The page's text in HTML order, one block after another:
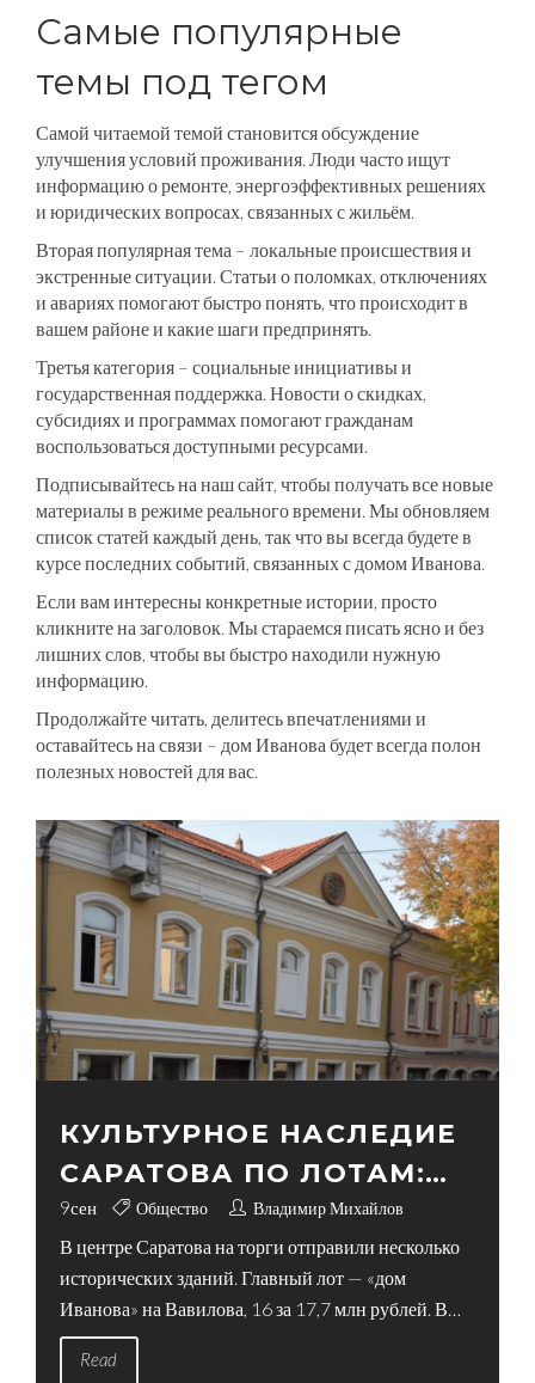
Самые популярные
темы под тегом
Самой читаемой темой становится обсуждение
улучшения условий проживания. Люди часто ищут
информацию о ремонте, энергоэффективных решениях
и юридических вопросах, связанных с жильём.
Вторая популярная тема – локальные происшествия и
экстренные ситуации. Статьи о поломках, отключениях
и авариях помогают быстро понять, что происходит в
вашем районе и какие шаги предпринять.
Третья категория – социальные инициативы и
государственная поддержка. Новости о скидках,
субсидиях и программах помогают гражданам
воспользоваться доступными ресурсами.
Подписывайтесь на наш сайт, чтобы получать все новые
материалы в режиме реального времени. Мы обновляем
список статей каждый день, так что вы всегда будете в
курсе последних событий, связанных с домом Иванова.
Если вам интересны конкретные истории, просто
кликните на заголовок. Мы стараемся писать ясно и без
лишних слов, чтобы вы быстро находили нужную
информацию.
Продолжайте читать, делитесь впечатлениями и
оставайтесь на связи – дом Иванова будет всегда полон
полезных новостей для вас.
КУЛЬТУРНОЕ НАСЛЕДИЕ
САРАТОВА ПО ЛОТАМ:
ГОРОД ВЫСТАВИЛ ДОМ
ИВАНОВА И ЕЩЁ ДВА
ЗДАНИЯ НА АУКЦИОН
9сен Общество Владимир Михайлов
В центре Саратова на торги отправили несколько
исторических зданий. Главный лот — «дом
Иванова» на Вавилова, 16 за 17,7 млн рублей. В
продаже также дом на Первомайской и
трёхэтажное здание на Московской за 65 млн. Все
Read